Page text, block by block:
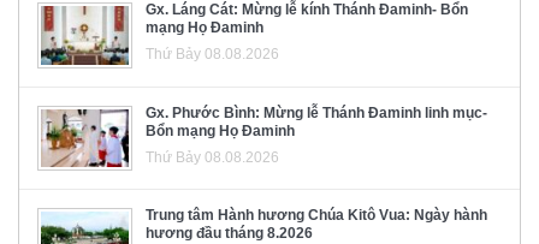
Gx. Láng Cát: Mừng lễ kính Thánh Đaminh- Bổn
mạng Họ Đaminh
Thứ Bảy 08.08.2026
Gx. Phước Bình: Mừng lễ Thánh Đaminh linh mục-
Bổn mạng Họ Đaminh
Thứ Bảy 08.08.2026
Trung tâm Hành hương Chúa Kitô Vua: Ngày hành
hương đầu tháng 8.2026